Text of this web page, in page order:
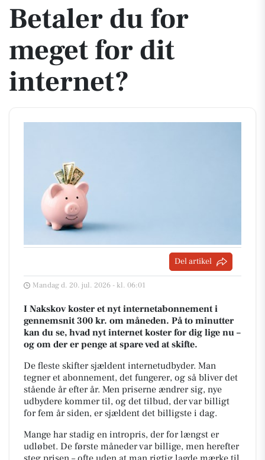
Betaler du for
meget for dit
internet?
Del artikel
Mandag d. 20. jul. 2026 - kl. 06:01
I Nakskov koster et nyt internetabonnement i
gennemsnit 300 kr. om måneden. På to minutter
kan du se, hvad nyt internet koster for dig lige nu –
og om der er penge at spare ved at skifte.
De fleste skifter sjældent internetudbyder. Man
tegner et abonnement, det fungerer, og så bliver det
stående år efter år. Men priserne ændrer sig, nye
udbydere kommer til, og det tilbud, der var billigt
for fem år siden, er sjældent det billigste i dag.
Mange har stadig en intropris, der for længst er
udløbet. De første måneder var billige, men herefter